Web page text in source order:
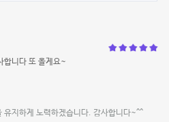
합니다 또 올게요~
유지하게 노력하겠습니다. 감사합니다~^^